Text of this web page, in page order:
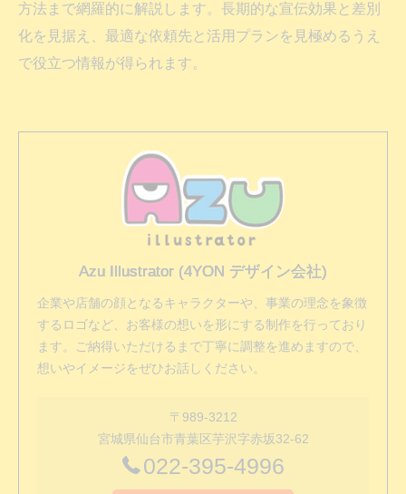
方法まで網羅的に解説します。長期的な宣伝効果と差別
化を見据え、最適な依頼先と活用プランを見極めるうえ
で役立つ情報が得られます。
Azu Illustrator (4YON デザイン会社)
企業や店舗の顔となるキャラクターや、事業の理念を象徴
するロゴなど、お客様の想いを形にする制作を行っており
ます。ご納得いただけるまで丁寧に調整を進めますので、
想いやイメージをぜひお話しください。
〒989-3212
宮城県仙台市青葉区芋沢字赤坂32-62
022-395-4996